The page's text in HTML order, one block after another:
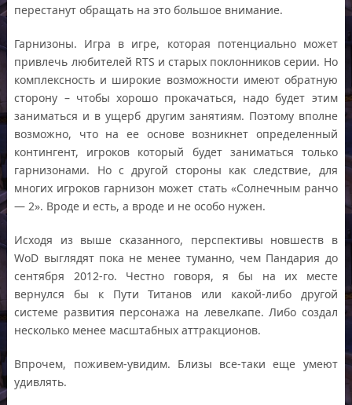
перестанут обращать на это большое внимание.
Гарнизоны. Игра в игре, которая потенциально может
привлечь любителей RTS и старых поклонников серии. Но
комплексность и широкие возможности имеют обратную
сторону – чтобы хорошо прокачаться, надо будет этим
заниматься и в ущерб другим занятиям. Поэтому вполне
возможно, что на ее основе возникнет определенный
контингент, игроков который будет заниматься только
гарнизонами. Но с другой стороны как следствие, для
многих игроков гарнизон может стать «Солнечным ранчо
— 2». Вроде и есть, а вроде и не особо нужен.
Исходя из выше сказанного, перспективы новшеств в
WoD выглядят пока не менее туманно, чем Пандария до
сентября 2012-го. Честно говоря, я бы на их месте
вернулся бы к Пути Титанов или какой-либо другой
системе развития персонажа на левелкапе. Либо создал
несколько менее масштабных аттракционов.
Впрочем, поживем-увидим. Близы все-таки еще умеют
удивлять.